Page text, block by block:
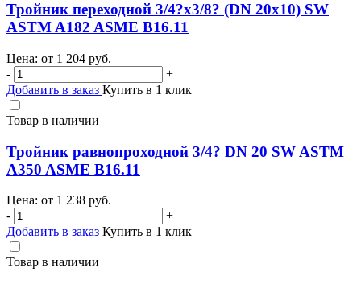
Тройник переходной 3/4?х3/8? (DN 20х10) SW
ASTM A182 ASME B16.11
Цена: от 1 204 руб.
-
+
Добавить в заказ Купить в 1 клик
Товар в наличии
Тройник равнопроходной 3/4? DN 20 SW ASTM
A350 ASME B16.11
Цена: от 1 238 руб.
-
+
Добавить в заказ Купить в 1 клик
Товар в наличии